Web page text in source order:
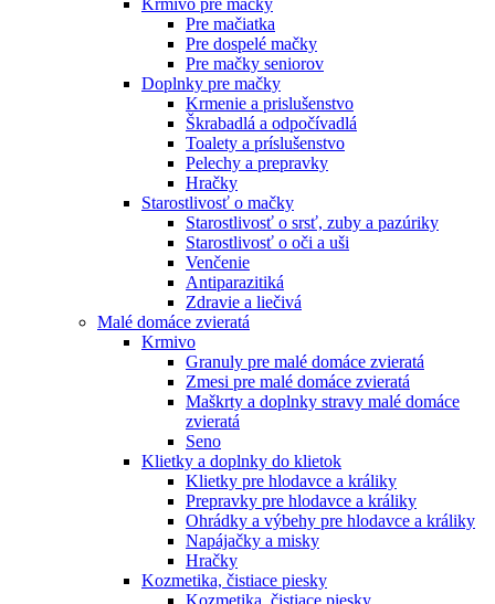
Pre mačiatka
Pre dospelé mačky
Pre mačky seniorov
Doplnky pre mačky
Krmenie a prislušenstvo
Škrabadlá a odpočívadlá
Toalety а príslušenstvo
Pelechy a prepravky
Hračky
Starostlivosť o mačky
Starostlivosť o srsť, zuby a pazúriky
Starostlivosť o oči a uši
Venčenie
Antiparazitiká
Zdravie a liečivá
Malé domáce zvieratá
Krmivo
Granuly pre malé domáce zvieratá
Zmesi pre malé domáce zvieratá
Maškrty a doplnky stravy malé domáce
zvieratá
Seno
Klietky a doplnky do klietok
Klietky pre hlodavce a králiky
Prepravky pre hlodavce a králiky
Ohrádky a výbehy pre hlodavce a králiky
Napájačky a misky
Hračky
Kozmetika, čistiace piesky
Kozmetika, čistiace piesky